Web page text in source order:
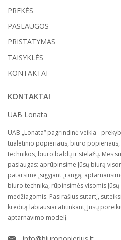
PREKĖS
PASLAUGOS
PRISTATYMAS
TAISYKLĖS
KONTAKTAI
KONTAKTAI
UAB Lonata
UAB „Lonata“ pagrindinė veikla -
tualetinio popieriaus, biuro
technikos, biuro baldų ir stelažų. Mes
paslaugas: aprūpinsime Jūsų biurą
patarsime įsigyjant įrangą,
biuro techniką, rūpinsimės visomis
medžiagomis. Pasirašius sutartį,
kreditą labiausiai atitinkantį Jūsų
aptarnavimo modelį.